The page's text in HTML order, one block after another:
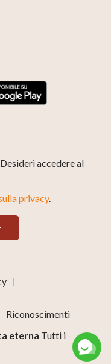
accedere al
privacy.
|
Riconoscimenti
eterna Tutti i